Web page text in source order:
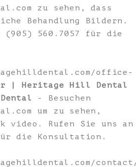
zu sehen, dass
Behandlung Bildern.
(905) 560.7057 für die
office-
| Heritage Hill Dental
- Besuchen
um zu sehen,
video. Rufen Sie uns an
die Konsultation.